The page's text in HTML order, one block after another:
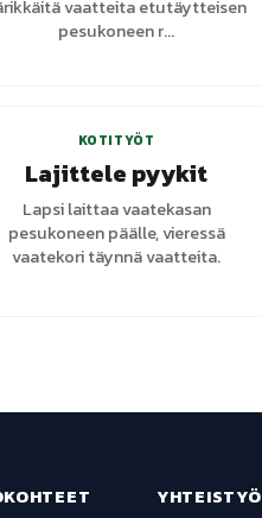
vaatteita etutäytteisen
pesukoneen r...
KOTITYÖT
Lajittele pyykit
Lapsi laittaa vaatekasan
pesukoneen päälle, vieressä
vaatekori täynnä vaatteita.
YHTEISTYÖ